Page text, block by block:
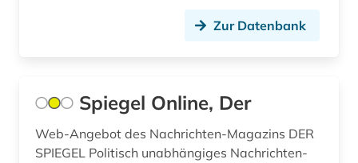
governance (1)
groningen (1)
grossbritannien (1)
Zur Datenbank
Spiegel Online, Der
Web-Angebot des Nachrichten-Magazins DER
SPIEGEL Politisch unabhängiges Nachrichten-